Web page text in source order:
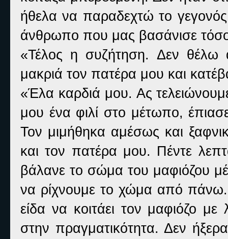
ήθελα να παραδεχτώ το
άνθρωπο που μας βασάνισε
«Τέλος η συζήτηση. Δεν θέλω
μακριά τον πατέρα μου και
«Έλα καρδιά μου. Ας
μου ένα φιλί στο μέτωπο,
Τον μιμήθηκα αμέσως και
και τον πατέρα μου. Πέντε
βάλανε το σώμα του μαφιόζου
να ρίχνουμε το χώμα από πάνω.
είδα να κοιτάει τον μαφιόζο
στην πραγματικότητα. Δεν